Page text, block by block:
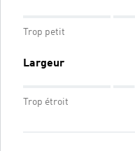
Trop petit
Largeur
Trop étroit